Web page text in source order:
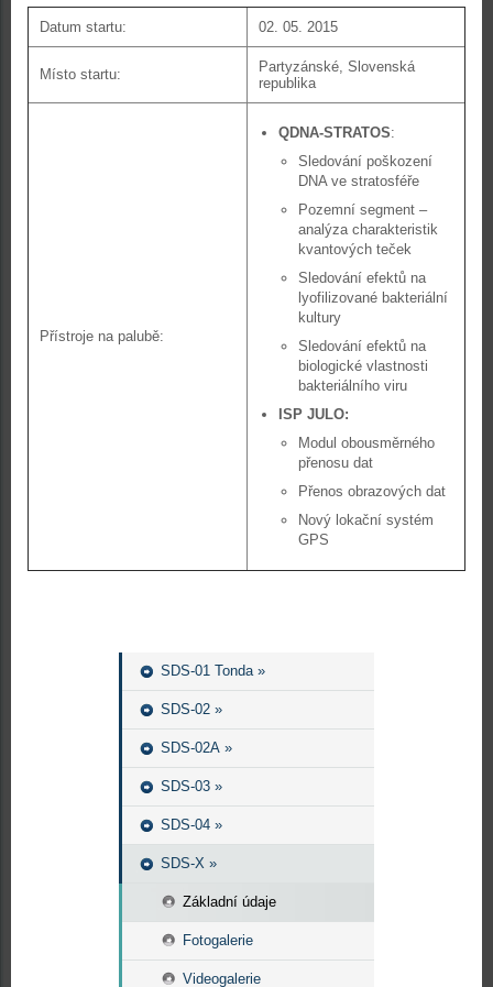
SDS-01 Tonda »
SDS-02 »
SDS-02A »
SDS-03 »
SDS-04 »
SDS-X »
Základní údaje
Fotogalerie
Videogalerie
Datum startu: 02. 05. 2015
Místo startu:
Partyzánské, Slovenská
republika
Přístroje na palubě:
QDNA-STRATOS:
Sledování poškození
DNA ve stratosféře
Pozemní segment –
analýza charakteristik
kvantových teček
Sledování efektů na
lyofilizované bakteriální
kultury
Sledování efektů na
biologické vlastnosti
bakteriálního viru
ISP JULO:
Modul obousměrného
přenosu dat
Přenos obrazových dat
Nový lokační systém
GPS